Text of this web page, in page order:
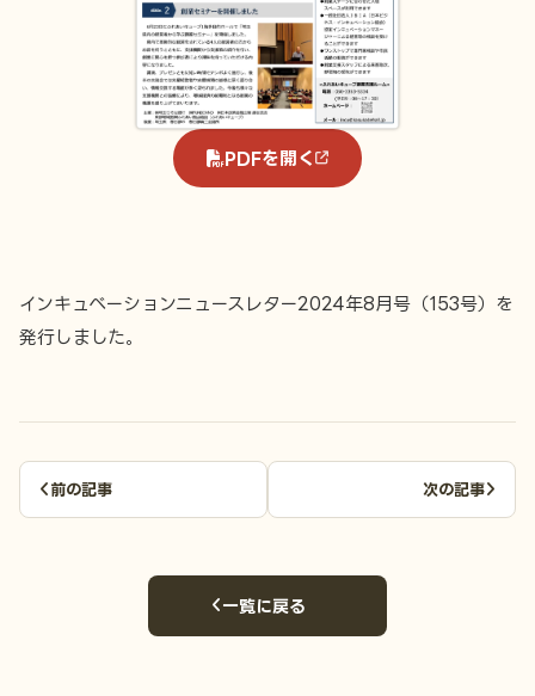
PDFを開く
インキュベーションニュースレター2024年8月号（153号）を
発行しました。
前の記事 次の記事
一覧に戻る